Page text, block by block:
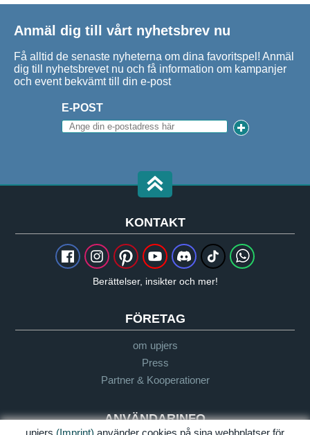
Anmäl dig till vårt nyhetsbrev nu
Få alltid de senaste nyheterna om dina favoritspel! Anmäl
dig till nyhetsbrevet nu och få information om kampanjer
och event bekvämt till din e-post
E-POST
KONTAKT
Berättelser, insikter och mer!
FÖRETAG
om upjers
Press
Partner & Kooperationer
ANVÄNDARINFO
upjers (Imprint) använder cookies på sina webbplatser för